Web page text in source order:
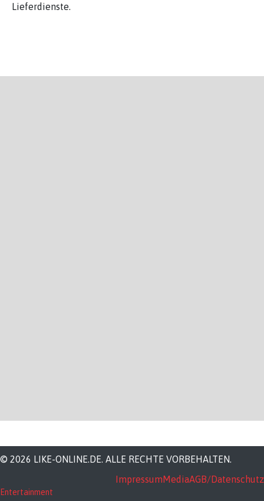
Lieferdienste.
© 2026 LIKE-ONLINE.DE. ALLE RECHTE VORBEHALTEN.
ImpressumMediaAGB/Datenschutz
Entertainment